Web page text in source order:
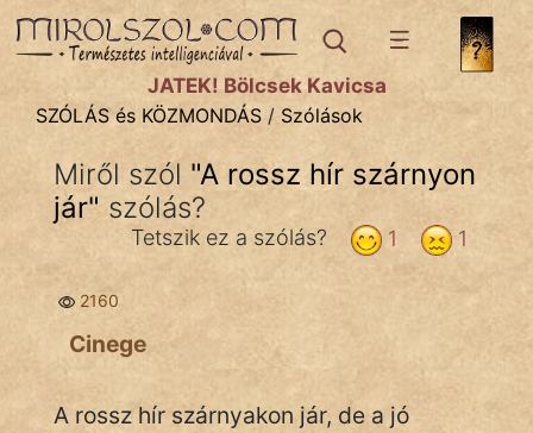
SZÓLÁS ÉS KÖZMONDÁStémák:
Bibliai
Közmondások
Szállóigék
Szóláscsoportok
Szólások
JÁTÉK! Bölcsek Kavicsa
SZÓLÁS és KÖZMONDÁS / Szólások
Miről szól "A rossz hír szárnyon
jár" szólás?
1
1
Tetszik ez a szólás?
2160
Cinege
A rossz hír szárnyakon jár, de a jó